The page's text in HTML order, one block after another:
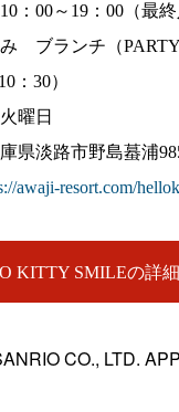
：00～19：00（最終
ブランチ（
：30）
曜日
県淡路市野島蟇浦
awaji-resort.com/
KITTY SMILEの詳
CO., LTD.